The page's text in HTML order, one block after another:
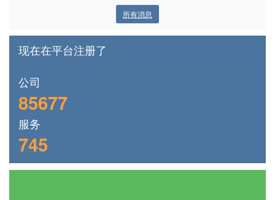
所有消息
现在在平台注册了
公司
85677
服务
745